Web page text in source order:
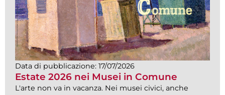
Data di pubblicazione: 17/07/2026
Estate 2026 nei Musei in Comune
L'arte non va in vacanza. Nei musei civici, anche